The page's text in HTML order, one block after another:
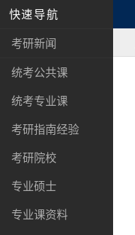
快速导航
考研新闻
统考公共课
统考专业课
考研指南经验
考研院校
专业硕士
专业课资料